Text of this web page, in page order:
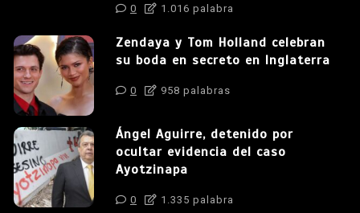
0 1.016 palabra
Zendaya y Tom Holland celebran
su boda en secreto en Inglaterra
0 958 palabras
Ángel Aguirre, detenido por
ocultar evidencia del caso
Ayotzinapa
0 1.335 palabra